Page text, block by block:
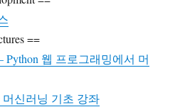
==
Python 웹 프로그래밍에서 머
신러닝 기초 강좌